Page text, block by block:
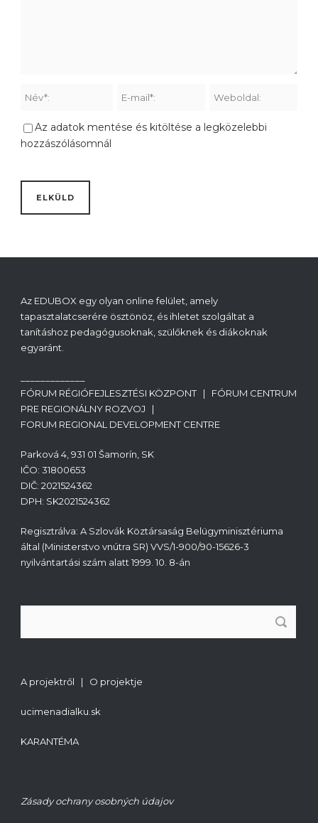
Az adatok mentése és kitöltése a legközelebbi
hozzászólásomnál
Az EDUBOX egy olyan online felület, amely
tapasztalatcserére ösztönöz, és ihletet szolgáltat a
tanításhoz pedagógusoknak, szülőknek és diákoknak
egyaránt.
FÓRUM RÉGIÓFEJLESZTÉSI KÖZPONT | FÓRUM CENTRUM
PRE REGIONÁLNY ROZVOJ |
FORUM REGIONAL DEVELOPMENT CENTRE
Parková 4, 931 01 Šamorín, SK
IČO: 31800653
DIČ: 2021524362
DPH: SK2021524362
Regisztrálva: A Szlovák Köztársaság Belügyminisztériuma
által (Ministerstvo vnútra SR) VVS/1-900/90-15626-3
nyilvántartási szám alatt 1999. 10. 8-án
A projektről | O projektje
ucimenadialku.sk
KARANTÉMA
Zásady ochrany osobných údajov